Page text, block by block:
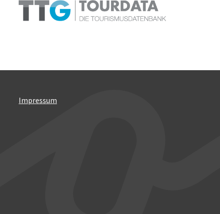
Impressum